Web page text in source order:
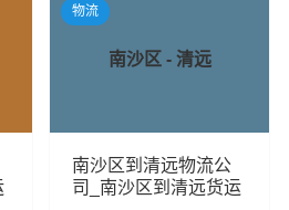
南沙区 - 清远
南沙区到清远物流公
司_南沙区到清远货运
物流